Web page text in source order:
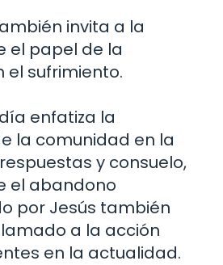
invita a la
el papel de la
el sufrimiento.
enfatiza la
la comunidad en la
y consuelo,
el abandono
por Jesús también
a la acción
en la actualidad.